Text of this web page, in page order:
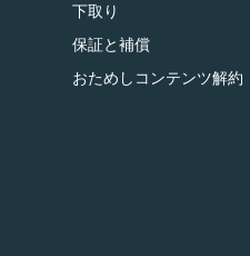
下取り
保証と補償
おためしコンテンツ解約